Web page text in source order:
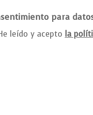
para
leído y acepto la